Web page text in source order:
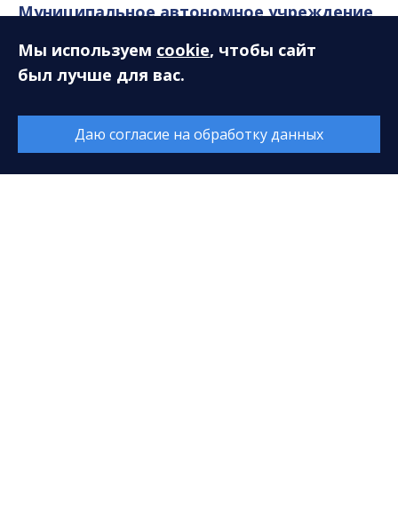
Муниципальное автономное учреждение
628408, ХМАО-Югра, Тюменская область, г. Сургут,
E-mail:
Мы используем cookie, чтобы сайт
был лучше для вас.
Даю согласие на обработку данных